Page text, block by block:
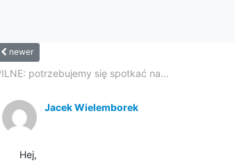
newer
potrzebujemy się spotkać na...
Jacek Wielemborek
Hej,